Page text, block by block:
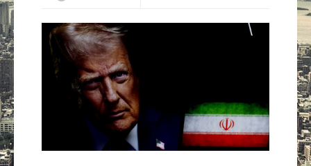
Güney Azərbaycan
İdman